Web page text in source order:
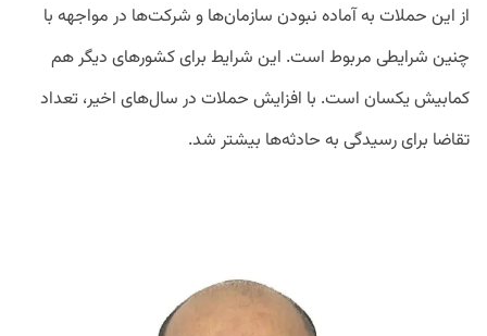
از این حملات به آماده نبودن سازمان‌ها و شرکت‌ها در مواجهه با
چنین شرایطی مربوط است. این شرایط برای کشورهای دیگر هم
کمابیش یکسان است. با افزایش حملات در سال‌های اخیر، تعداد
تقاضا برای رسیدگی به حادثه‌ها بیشتر شد.